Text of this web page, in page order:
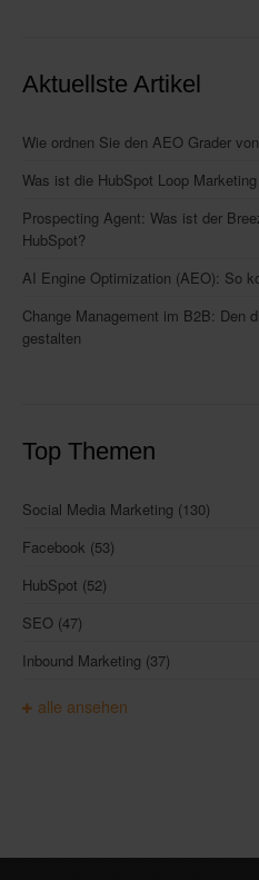
Aktuellste Artikel
Wie ordnen Sie den AEO Grader
Was ist die HubSpot Loop
Prospecting Agent: Was ist der
HubSpot?
AI Engine Optimization (AEO): So
Change Management im B2B: Den
gestalten
Top Themen
Social Media Marketing (130)
Facebook (53)
HubSpot (52)
SEO (47)
Inbound Marketing (37)
alle ansehen